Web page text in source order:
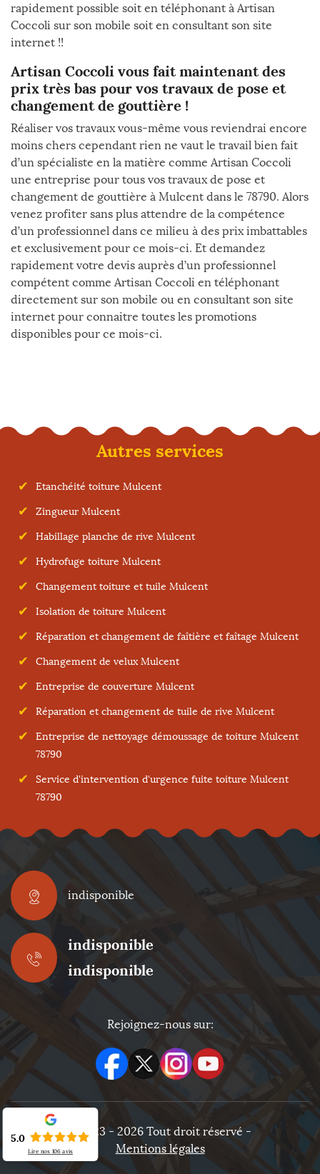
rapidement possible soit en téléphonant à Artisan
Coccoli sur son mobile soit en consultant son site
internet !!
Artisan Coccoli vous fait maintenant des
prix très bas pour vos travaux de pose et
changement de gouttière !
Réaliser vos travaux vous-même vous reviendrai encore
moins chers cependant rien ne vaut le travail bien fait
d’un spécialiste en la matière comme Artisan Coccoli
une entreprise pour tous vos travaux de pose et
changement de gouttière à Mulcent dans le 78790. Alors
venez profiter sans plus attendre de la compétence
d’un professionnel dans ce milieu à des prix imbattables
et exclusivement pour ce mois-ci. Et demandez
rapidement votre devis auprès d’un professionnel
compétent comme Artisan Coccoli en téléphonant
directement sur son mobile ou en consultant son site
internet pour connaitre toutes les promotions
disponibles pour ce mois-ci.
Autres services
Etanchéité toiture Mulcent
Zingueur Mulcent
Habillage planche de rive Mulcent
Hydrofuge toiture Mulcent
Changement toiture et tuile Mulcent
Isolation de toiture Mulcent
Réparation et changement de faîtière et faîtage Mulcent
Changement de velux Mulcent
Entreprise de couverture Mulcent
Réparation et changement de tuile de rive Mulcent
Entreprise de nettoyage démoussage de toiture Mulcent
78790
Service d'intervention d'urgence fuite toiture Mulcent
78790
indisponible
indisponible
indisponible
Rejoignez-nous sur:
©2023 - 2026 Tout droit réservé -
Mentions légales
5.0
Lire nos 106 avis